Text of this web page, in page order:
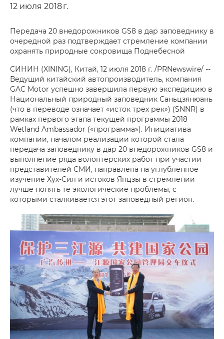
12 июля 2018 г.
Передача 20 внедорожников GS8 в дар заповеднику в
очередной раз подтверждает стремление компании
охранять природные сокровища Поднебесной
СИНИН (XINING), Китай, 12 июля 2018 г. /PRNewswire/ --
Ведущий китайский автопроизводитель, компания
GAC Motor успешно завершила первую экспедицию в
Национальный природный заповедник Саньцзянюань
(что в переводе означает «исток трех рек») (SNNR) в
рамках первого этапа текущей программы 2018
Wetland Ambassador («программа»). Инициатива
компании, началом реализации которой стала
передача заповеднику в дар 20 внедорожников GS8 и
выполнение ряда волонтерских работ при участии
представителей СМИ, направлена на углубленное
изучение Хух-Сил и истоков Янцзы в стремлении
лучше понять те экологические проблемы, с
которыми сталкивается этот заповедный регион.